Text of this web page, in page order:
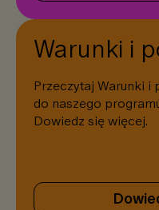
Warunki i
Przeczytaj Warunki i
do naszego
Dowiedz się więcej.